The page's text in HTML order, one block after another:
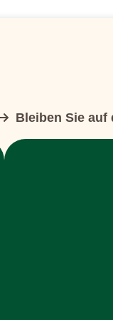
Bleiben Sie auf